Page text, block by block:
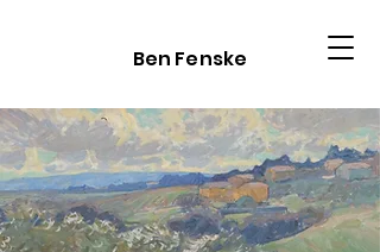
Ben Fenske